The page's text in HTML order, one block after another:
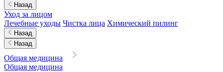
Назад
Уход за лицом
Лечебные уходы Чистка лица Химический пилинг
Назад
Назад
Общая медицина
Общая медицина